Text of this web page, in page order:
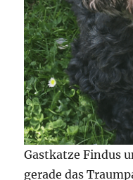
Gastkatze Findus
gerade das